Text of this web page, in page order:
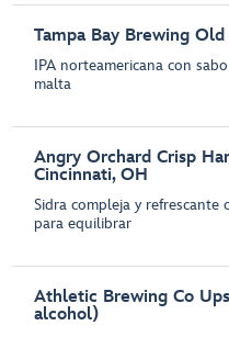
Tampa Bay Brewing
IPA norteamericana con
malta
Angry Orchard Crisp
Cincinnati, OH
Sidra compleja y
para equilibrar
Athletic Brewing Co
alcohol)